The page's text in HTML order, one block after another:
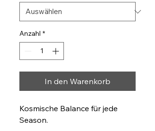
Anzahl *
In den Warenkorb
Kosmische Balance für jede
Season.